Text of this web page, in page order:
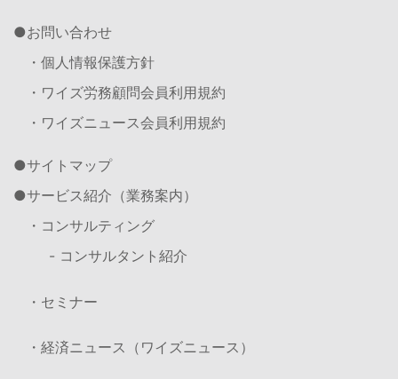
お問い合わせ
・個人情報保護方針
・ワイズ労務顧問会員利用規約
・ワイズニュース会員利用規約
サイトマップ
サービス紹介（業務案内）
・コンサルティング
- コンサルタント紹介
・セミナー
・経済ニュース（ワイズニュース）